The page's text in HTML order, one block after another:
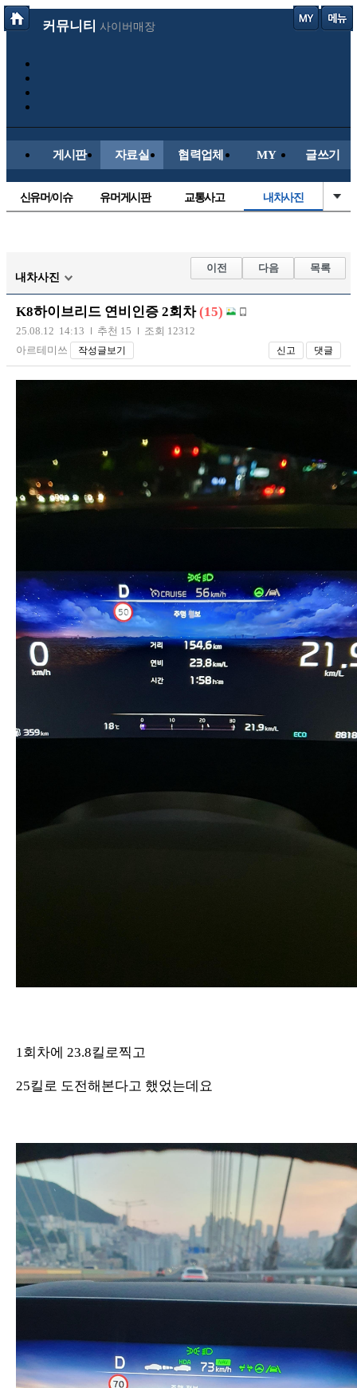
커뮤니티 사이버매장
게시판 자료실 협력업체 MY 글쓰기
신유머/이슈 유머게시판 교통사고 내차사진
자유사진 군사/무기
트럭/버스
장착시공사진
내차사진
이전 다음 목록
K8하이브리드 연비인증 2회차 (15)
25.08.12 14:13 추천 15
조회 12312
아르테미쓰
작성글보기 신고 댓글
1회차에 23.8킬로찍고
25킬로 도전해본다고 했었는데요